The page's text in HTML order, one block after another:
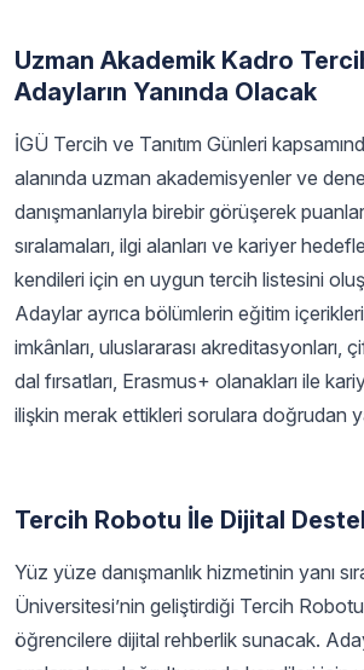
Uzman Akademik Kadro
Adayların Yanında Olacak
İGÜ Tercih ve Tanıtım Günleri
alanında uzman akademisyenler ve
danışmanlarıyla birebir görüşerek
sıralamaları, ilgi alanları ve kariyer
kendileri için en uygun tercih listesini
Adaylar ayrıca bölümlerin eğitim
imkânları, uluslararası akreditasyonları,
dal fırsatları, Erasmus+ olanakları ile
ilişkin merak ettikleri sorulara doğrudan
Tercih Robotu İle Dijital
Yüz yüze danışmanlık hizmetinin yanı
Üniversitesi’nin geliştirdiği Tercih
öğrencilere dijital rehberlik sunacak.